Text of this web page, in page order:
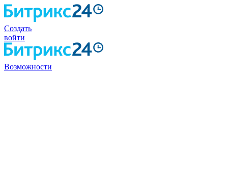
Создать
войти
Возможности